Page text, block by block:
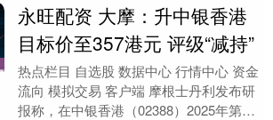
永旺配资 大摩：升中银香港
目标价至357港元 评级“减持”
热点栏目 自选股 数据中心 行情中心 资金
流向 模拟交易 客户端 摩根士丹利发布研
报称，在中银香港（02388）2025年第三